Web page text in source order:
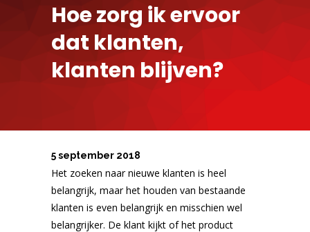
Hoe zorg ik ervoor
dat klanten,
klanten blijven?
5 september 2018
Het zoeken naar nieuwe klanten is heel
belangrijk, maar het houden van bestaande
klanten is even belangrijk en misschien wel
belangrijker. De klant kijkt of het product